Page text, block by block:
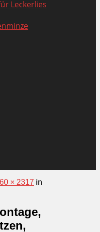
Leckerlies
× 2317 in